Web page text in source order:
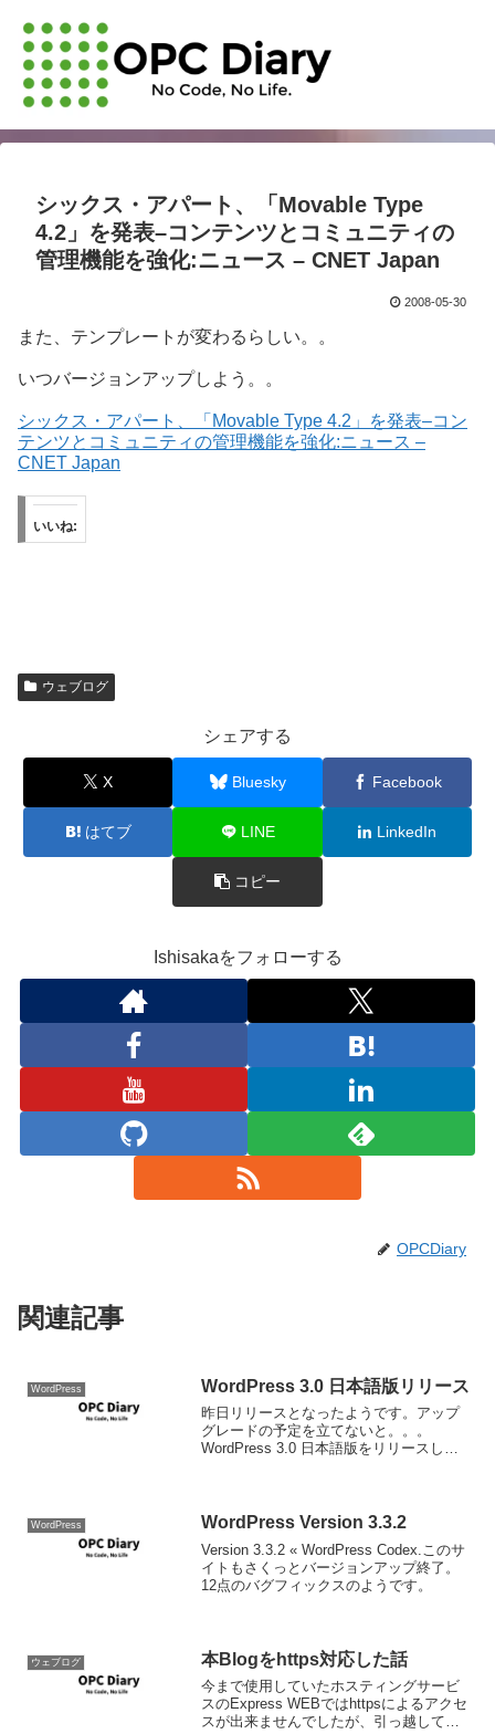
シックス・アパート、「Movable Type
4.2」を発表–コンテンツとコミュニティの
管理機能を強化:ニュース – CNET Japan
2008-05-30
また、テンプレートが変わるらしい。。
いつバージョンアップしよう。。
シックス・アパート、「Movable Type 4.2」を発表–コン
テンツとコミュニティの管理機能を強化:ニュース –
CNET Japan
いいね:
ウェブログ
シェアする
X Bluesky Facebook
はてブ LINE LinkedIn
コピー
Ishisakaをフォローする
OPCDiary
関連記事
WordPress WordPress 3.0 日本語版リリース
昨日リリースとなったようです。アップ
グレードの予定を立てないと。。。
WordPress 3.0 日本語版をリリースしま
WordPress WordPress Version 3.3.2
Version 3.3.2 « WordPress Codex.このサ
イトもさくっとバージョンアップ終了。
12点のバグフィックスのようです。
ウェブログ 本Blogをhttps対応した話
今まで使用していたホスティングサービ
スのExpress WEBではhttpsによるアクセ
スが出来ませんでしたが、引っ越してき